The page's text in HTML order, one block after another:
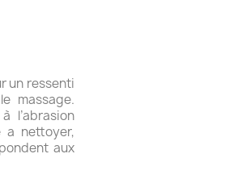
un ressenti
massage.
l’abrasion
a nettoyer,
aux